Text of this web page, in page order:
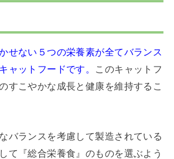
せない５つの栄養素が全てバランス
ャットフードです 。 このキャットフ
すこやかな成長と健康を維持するこ
バランスを考慮して製造されている
て『総合栄養食』のものを選ぶよう